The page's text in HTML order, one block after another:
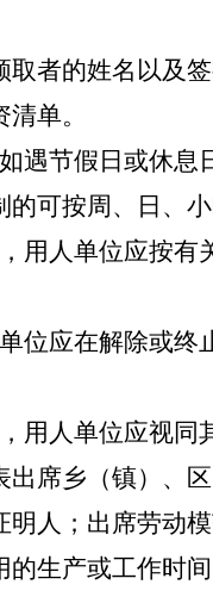
者的姓名以及
单。
遇节假日或休息
可按周、日、小
用人单位应按有
位应在解除或终
用人单位应视同
席乡（镇）、
人；出席劳动
的生产或工作时